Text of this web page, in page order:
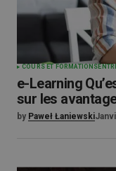
COURS ET FORMATIONS
e-Learning
sur les
by Paweł Łaniewski